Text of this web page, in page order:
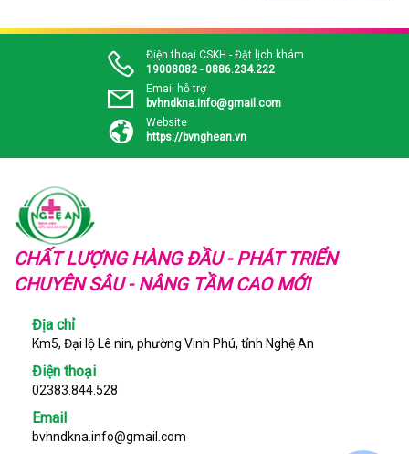
Điện thoại CSKH - Đặt lịch khám
19008082 - 0886.234.222
Email hỗ trợ
bvhndkna.info@gmail.com
Website
https://bvnghean.vn
CHẤT LƯỢNG HÀNG ĐẦU - PHÁT TRIỂN
CHUYÊN SÂU - NÂNG TẦM CAO MỚI
Địa chỉ
Km5, Đại lộ Lê nin, phường Vinh Phú, tỉnh Nghệ An
Điện thoại
02383.844.528
Email
bvhndkna.info@gmail.com